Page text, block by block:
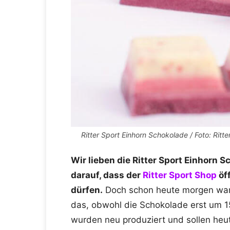
Ritter Sport Einhorn Schokolade / Foto:
Wir lieben die Ritter Sport Einhorn
darauf, dass der Ritter Sport Shop
dürfen. Doch schon heute morgen
das, obwohl die Schokolade erst um
wurden neu produziert und sollen